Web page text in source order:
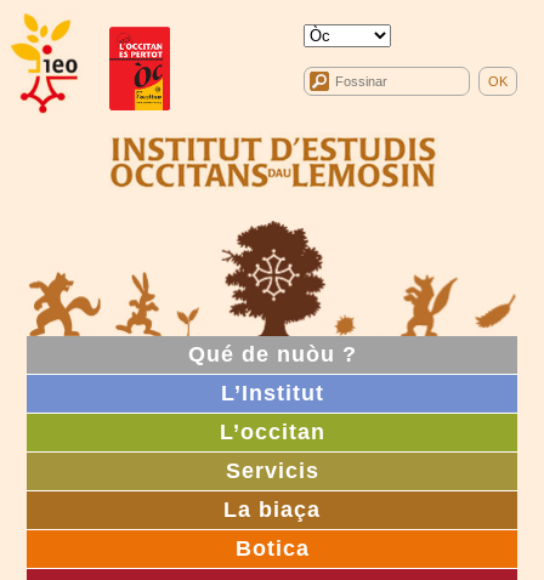
Qué de nuòu ?
L’Institut
L’occitan
Servicis
La biaça
Botica